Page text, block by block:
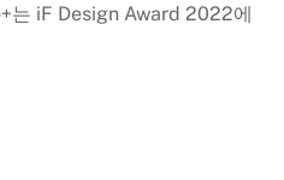
는 iF Design Award 2022에